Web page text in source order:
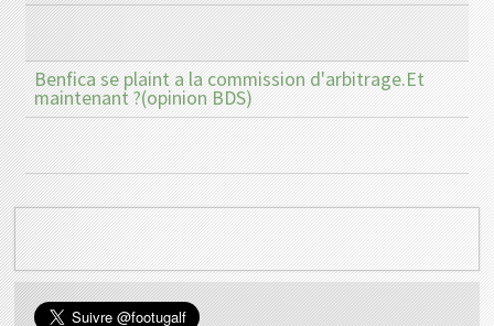
Benfica se plaint a la commission d'arbitrage.Et
maintenant ?(opinion BDS)